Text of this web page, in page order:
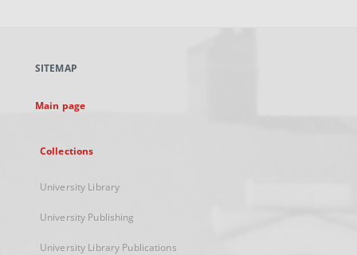
new
SITEMAP
Main page
Collections
University Library
University Publishing
University Library Publications